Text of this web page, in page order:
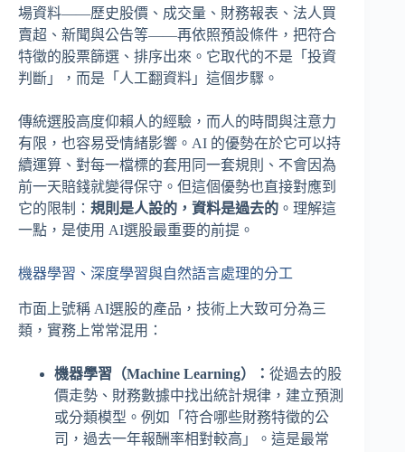
場資料——歷史股價、成交量、財務報表、法人買
賣超、新聞與公告等——再依照預設條件，把符合
特徵的股票篩選、排序出來。它取代的不是「投資
判斷」，而是「人工翻資料」這個步驟。
傳統選股高度仰賴人的經驗，而人的時間與注意力
有限，也容易受情緒影響。AI 的優勢在於它可以持
續運算、對每一檔標的套用同一套規則、不會因為
前一天賠錢就變得保守。但這個優勢也直接對應到
它的限制： 規則是人設的，資料是過去的 。理解這
一點，是使用 AI選股最重要的前提。
機器學習、深度學習與自然語言處理的分工
市面上號稱 AI選股的產品，技術上大致可分為三
類，實務上常常混用：
機器學習（Machine Learning）： 從過去的股
價走勢、財務數據中找出統計規律，建立預測
或分類模型。例如「符合哪些財務特徵的公
司，過去一年報酬率相對較高」。這是最常